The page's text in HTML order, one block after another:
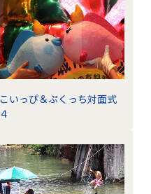
こいっぴ＆ぷくっち対面式
４